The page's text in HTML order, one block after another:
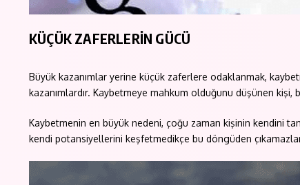
KÜÇÜK ZAFERLERİN GÜCÜ
Büyük kazanımlar yerine küçük zaferlere odaklanmak,
kazanımlardır. Kaybetmeye mahkum olduğunu düşünen kişi,
Kaybetmenin en büyük nedeni, çoğu zaman kişinin kendini
kendi potansiyellerini keşfetmedikçe bu döngüden